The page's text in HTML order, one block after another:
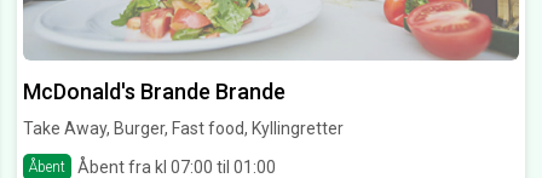
McDonald's Brande Brande
Take Away, Burger, Fast food, Kyllingretter
Åbent
Åbent fra kl 07:00 til 01:00